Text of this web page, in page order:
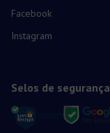
Facebook
Instagram
Selos de segurança